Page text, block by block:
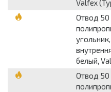
Valfex
Отвод
белый,
Отвод